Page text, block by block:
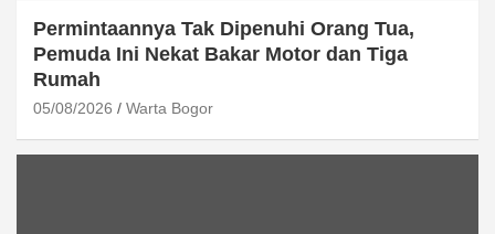
Permintaannya Tak Dipenuhi Orang Tua,
Pemuda Ini Nekat Bakar Motor dan Tiga
Rumah
05/08/2026 Warta Bogor